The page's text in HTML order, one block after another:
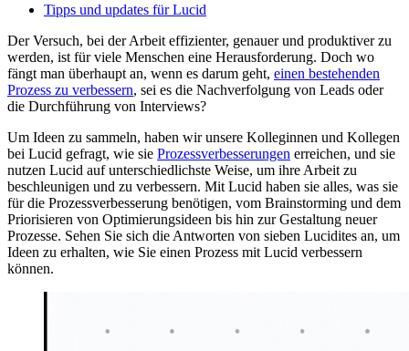
Tipps und updates für Lucid
Der Versuch, bei der Arbeit effizienter, genauer und produktiver zu
werden, ist für viele Menschen eine Herausforderung. Doch wo
fängt man überhaupt an, wenn es darum geht, einen bestehenden
Prozess zu verbessern, sei es die Nachverfolgung von Leads oder
die Durchführung von Interviews?
Um Ideen zu sammeln, haben wir unsere Kolleginnen und Kollegen
bei Lucid gefragt, wie sie Prozessverbesserungen erreichen, und sie
nutzen Lucid auf unterschiedlichste Weise, um ihre Arbeit zu
beschleunigen und zu verbessern. Mit Lucid haben sie alles, was sie
für die Prozessverbesserung benötigen, vom Brainstorming und dem
Priorisieren von Optimierungsideen bis hin zur Gestaltung neuer
Prozesse. Sehen Sie sich die Antworten von sieben Lucidites an, um
Ideen zu erhalten, wie Sie einen Prozess mit Lucid verbessern
können.